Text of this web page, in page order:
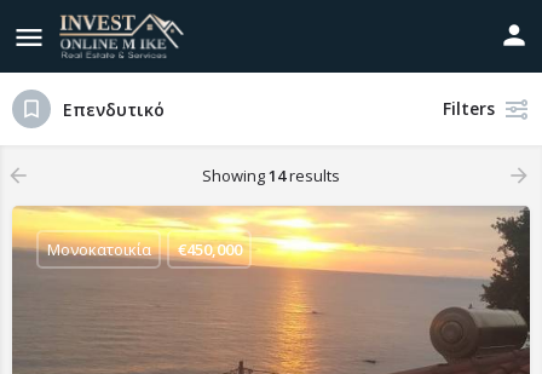
Επενδυτικό Filters
Showing14results
Μονοκατοικία €450,000